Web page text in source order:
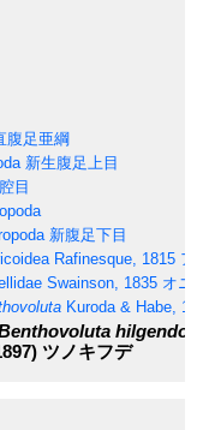
腹足亜綱
新生腹足上目
目
新腹足下目
Rafinesque, 1815
Swainson, 1835 オ
Kuroda & Habe,
ツノキフデ